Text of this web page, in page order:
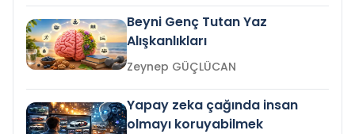
Beyni Genç Tutan Yaz
Alışkanlıkları
Zeynep GÜÇLÜCAN
Yapay zeka çağında insan
olmayı koruyabilmek